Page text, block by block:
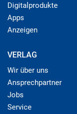
Digitalprodukte
Apps
Anzeigen
VERLAG
Wir über uns
Ansprechpartner
Jobs
Service